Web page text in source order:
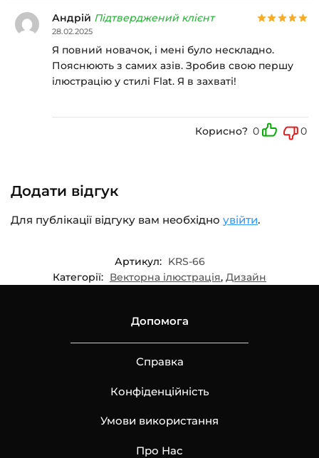
Андрій Підтверджений клієнт
28.02.2025
Я повний новачок, і мені було нескладно.
Пояснюють з самих азів. Зробив свою першу
ілюстрацію у стилі Flat. Я в захваті!
Корисно? 0 0
Додати відгук
Для публікації відгуку вам необхідно увійти.
Артикул: KRS-66
Категорії: Векторна ілюстрація, Дизайн
Допомога
Справка
Конфіденційність
Умови використання
Про Нас